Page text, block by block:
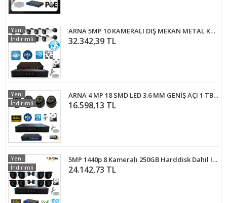
ARNA 5MP 10 KAMERALI DIŞ MEKAN METAL KASA 320 GB HDD DAHİL IP GÜVENLİK SETİ - ST510320
32.342,39 TL
Yeni
İndirimli
ARNA 4 MP 18 SMD LED 3.6 MM GENİŞ AÇI 1 TB HDD DAHİL İÇ MEKAN GÜVENLİK KAMERA SETİ - ST4411914
16.598,13 TL
Yeni
İndirimli
5MP 1440p 8 Kameralı 250GB Harddisk Dahil IP Poe Güvenlik Kamerası Seti - ST-58250
24.142,73 TL
Yeni
İndirimli